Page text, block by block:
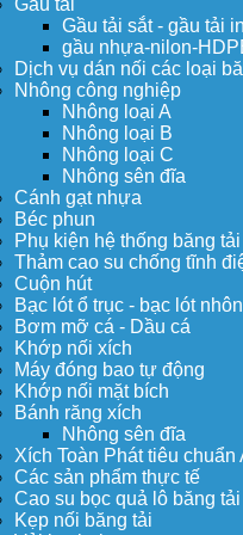
Gầu tải
Gầu tải sắt - gầu tải
gầu nhựa-nilon-
Dịch vụ dán nối các loại
Nhông công nghiệp
Nhông loại A
Nhông loại B
Nhông loại C
Nhông sên đĩa
Cánh gạt nhựa
Béc phun
Phụ kiện hệ thống băng tải
Thảm cao su chống tĩnh
Cuộn hút
Bạc lót ổ trục - bạc lót
Bơm mỡ cá - Dầu cá
Khớp nối xích
Máy đóng bao tự động
Khớp nối mặt bích
Bánh răng xích
Nhông sên đĩa
Xích Toàn Phát tiêu chuẩn
Các sản phẩm thực tế
Cao su bọc quả lô băng tải
Kẹp nối băng tải